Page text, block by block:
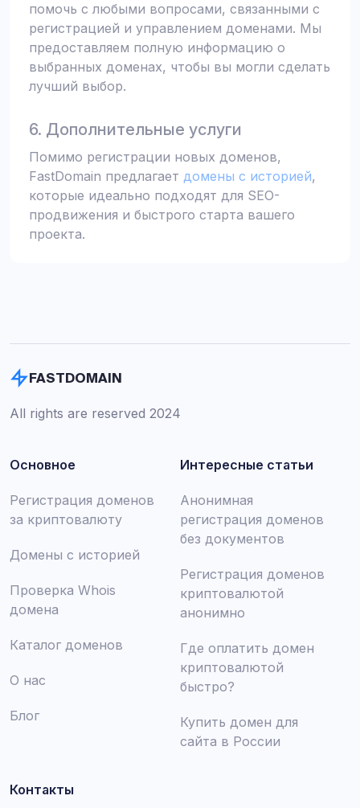
помочь с любыми вопросами, связанными с
регистрацией и управлением доменами. Мы
предоставляем полную информацию о
выбранных доменах, чтобы вы могли сделать
лучший выбор.
6. Дополнительные услуги
Помимо регистрации новых доменов,
FastDomain предлагает домены с историей,
которые идеально подходят для SEO-
продвижения и быстрого старта вашего
проекта.
FASTDOMAIN
All rights are reserved 2024
Основное
Регистрация доменов
за криптовалюту
Домены с историей
Проверка Whois
домена
Каталог доменов
О нас
Блог
Интересные статьи
Анонимная
регистрация доменов
без документов
Регистрация доменов
криптовалютой
анонимно
Где оплатить домен
криптовалютой
быстро?
Купить домен для
сайта в России
Контакты